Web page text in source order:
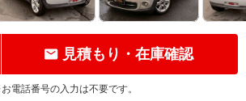
見積もり・在庫確認
電話番号の入力は不要です。